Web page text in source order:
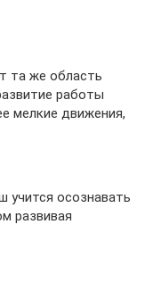
та же область
работы
мелкие движения,
учится осознавать
развивая